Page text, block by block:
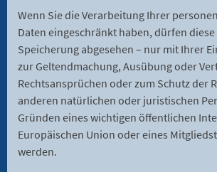
Wenn Sie die Verarbeitung Ihrer
Daten eingeschränkt haben, dürfen
Speicherung abgesehen – nur mit Ihrer
zur Geltendmachung, Ausübung oder
Rechtsansprüchen oder zum Schutz der
anderen natürlichen oder juristischen
Gründen eines wichtigen öffentlichen
Europäischen Union oder eines
werden.